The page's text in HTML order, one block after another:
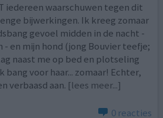
iedereen waarschuwen tegen dit
bijwerkingen. Ik kreeg zomaar
gevoel midden in de nacht -
- en mijn hond (jong Bouvier teefje;
naast me op bed en plotseling
voor haar... zomaar! Echter,
verbaasd aan. [lees meer...]
0 reacties